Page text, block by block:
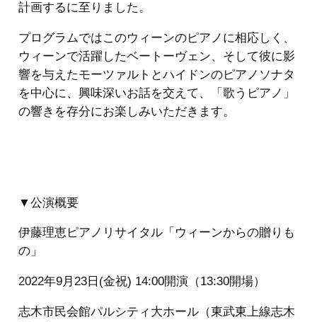
計画するに至りました。
プログラムではこのウィーンのピアノに相応しく、
ウィーンで活躍したベートーヴェン、そして彼に影
響を与えたモーツァルトとハイドンのピアノソナタ
を中心に、興味深いお話を交えて、「歌うピアノ」
の響きを存分にお楽しみいただきます。
▼公演概要
伊藤理恵ピアノリサイタル「ウィーンからの贈りも
の」
2022年9月23日(金祝) 14:00開演（13:30開場）
志木市民会館パルシティ大ホール（東武東上線志木